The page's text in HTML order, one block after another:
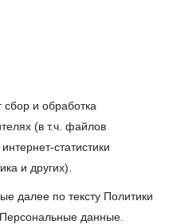
и обработка
(в т.ч. файлов
статистики
и других).
далее по тексту Политики
данные.